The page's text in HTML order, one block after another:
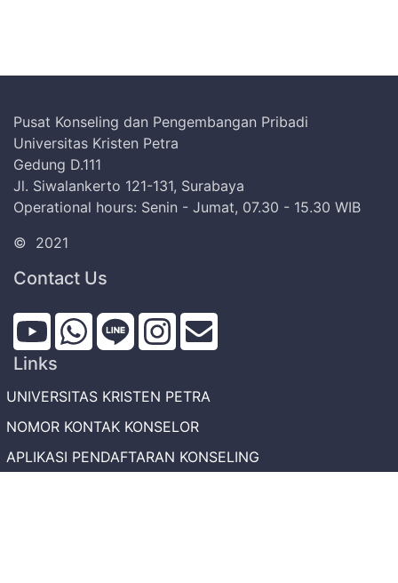
Pusat Konseling dan Pengembangan Pribadi
Universitas Kristen Petra
Gedung D.111
Jl. Siwalankerto 121-131, Surabaya
Operational hours: Senin - Jumat, 07.30 - 15.30 WIB
© 2021
Contact Us
Links
UNIVERSITAS KRISTEN PETRA
NOMOR KONTAK KONSELOR
APLIKASI PENDAFTARAN KONSELING